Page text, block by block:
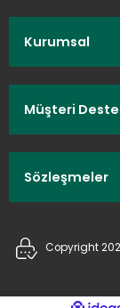
Kurumsal
Müşteri
Sözleşmeler
Copyright